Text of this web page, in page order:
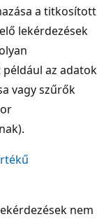
a titkosított
lekérdezések
az adatok
vagy szűrők
nem